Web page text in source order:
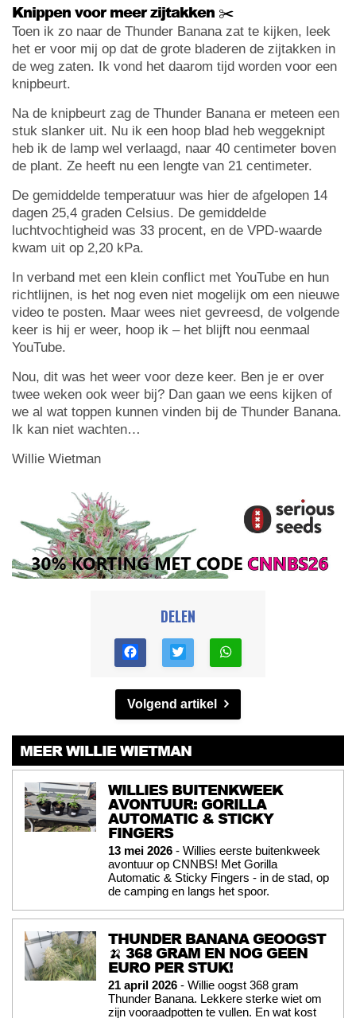
Knippen voor meer zijtakken ✂️
Toen ik zo naar de Thunder Banana zat te kijken, leek
het er voor mij op dat de grote bladeren de zijtakken in
de weg zaten. Ik vond het daarom tijd worden voor een
knipbeurt.
Na de knipbeurt zag de Thunder Banana er meteen een
stuk slanker uit. Nu ik een hoop blad heb weggeknipt
heb ik de lamp wel verlaagd, naar 40 centimeter boven
de plant. Ze heeft nu een lengte van 21 centimeter.
De gemiddelde temperatuur was hier de afgelopen 14
dagen 25,4 graden Celsius. De gemiddelde
luchtvochtigheid was 33 procent, en de VPD-waarde
kwam uit op 2,20 kPa.
In verband met een klein conflict met YouTube en hun
richtlijnen, is het nog even niet mogelijk om een nieuwe
video te posten. Maar wees niet gevreesd, de volgende
keer is hij er weer, hoop ik – het blijft nou eenmaal
YouTube.
Nou, dit was het weer voor deze keer. Ben je er over
twee weken ook weer bij? Dan gaan we eens kijken of
we al wat toppen kunnen vinden bij de Thunder Banana.
Ik kan niet wachten…
Willie Wietman
DELEN
Volgend artikel
MEER WILLIE WIETMAN
WILLIES BUITENKWEEK
AVONTUUR: GORILLA
AUTOMATIC & STICKY
FINGERS
13 mei 2026 - Willies eerste buitenkweek
avontuur op CNNBS! Met Gorilla
Automatic & Sticky Fingers - in de stad, op
de camping en langs het spoor.
THUNDER BANANA GEOOGST
🍌 368 GRAM EN NOG GEEN
EURO PER STUK!
21 april 2026 - Willie oogst 368 gram
Thunder Banana. Lekkere sterke wiet om
zijn vooraadpotten te vullen. En wat kost